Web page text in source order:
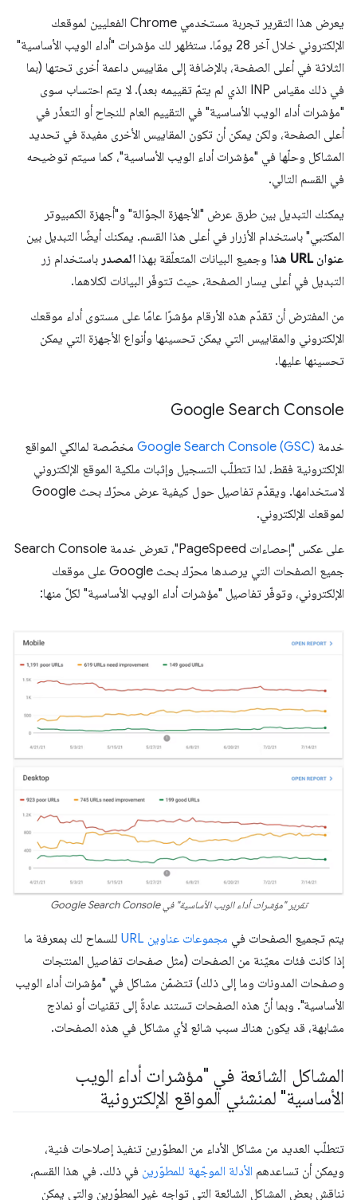
يعرض هذا التقرير تجربة مستخدمي Chrome الفعليين لموقعك
الإلكتروني خلال آخر 28 يومًا. ستظهر لك مؤشرات "أداء الويب الأساسية"
الثلاثة في أعلى الصفحة، بالإضافة إلى مقاييس داعمة أخرى تحتها (بما
في ذلك مقياس INP الذي لم يتمّ تقييمه بعد). لا يتم احتساب سوى
"مؤشرات أداء الويب الأساسية" في التقييم العام للنجاح أو التعذّر في
أعلى الصفحة، ولكن يمكن أن تكون المقاييس الأخرى مفيدة في تحديد
المشاكل وحلّها في "مؤشرات أداء الويب الأساسية"، كما سيتم توضيحه
في القسم التالي.
يمكنك التبديل بين طرق عرض "الأجهزة الجوّالة" و"أجهزة الكمبيوتر
المكتبي" باستخدام الأزرار في أعلى هذا القسم. يمكنك أيضًا التبديل بين
عنوان URL هذا
وجميع البيانات المتعلّقة بهذا المصدر باستخدام زر
التبديل في أعلى يسار الصفحة، حيث تتوفّر البيانات لكلاهما.
من المفترض أن تقدّم هذه الأرقام مؤشرًا عامًا على مستوى أداء موقعك
الإلكتروني والمقاييس التي يمكن تحسينها وأنواع الأجهزة التي يمكن
تحسينها عليها.
Google Search Console
خدمة Google Search Console (GSC) مخصّصة لمالكي المواقع
الإلكترونية فقط، لذا تتطلّب التسجيل وإثبات ملكية الموقع الإلكتروني
لاستخدامها. ويقدّم تفاصيل حول كيفية عرض محرّك بحث Google
لموقعك الإلكتروني.
على عكس "إحصاءات PageSpeed"، تعرض خدمة Search Console
جميع الصفحات التي يرصدها محرّك بحث Google على موقعك
الإلكتروني، وتوفّر تفاصيل "مؤشرات أداء الويب الأساسية" لكلّ منها:
تقرير "مؤشرات أداء الويب الأساسية" في Google Search Console
يتم تجميع الصفحات في مجموعات عناوين URL
للسماح لك بمعرفة ما
إذا كانت فئات معيّنة من الصفحات (مثل صفحات تفاصيل المنتجات
وصفحات المدونات وما إلى ذلك) تتضمّن مشاكل في "مؤشرات أداء الويب
الأساسية". وبما أنّ هذه الصفحات تستند عادةً إلى تقنيات أو نماذج
مشابهة، قد يكون هناك سبب شائع لأي مشاكل في هذه الصفحات.
المشاكل الشائعة في "مؤشرات أداء الويب
الأساسية" لمنشئي المواقع الإلكترونية
تتطلّب العديد من مشاكل الأداء من المطوّرين تنفيذ إصلاحات فنية،
ويمكن أن تساعدهم الأدلة الموجّهة للمطوّرين في ذلك. في هذا القسم،
نناقش بعض المشاكل الشائعة التي تواجه غير المطوّرين والتي يمكن